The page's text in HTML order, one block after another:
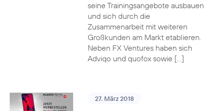
seine Trainingsangebote ausbauen
und sich durch die
Zusammenarbeit mit weiteren
Großkunden am Markt etablieren.
Neben FX Ventures haben sich
Adviqo und quofox sowie […]
27. März 2018